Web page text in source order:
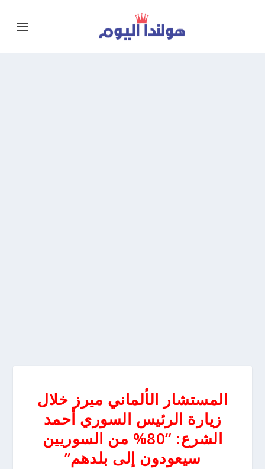
المستشار الألماني ميرز خلال
زيارة الرئيس السوري أحمد
الشرع: “80% من السوريين
سيعودون إلى بلدهم”